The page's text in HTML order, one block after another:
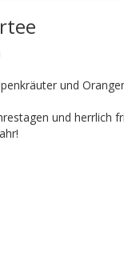
und
und herrlich